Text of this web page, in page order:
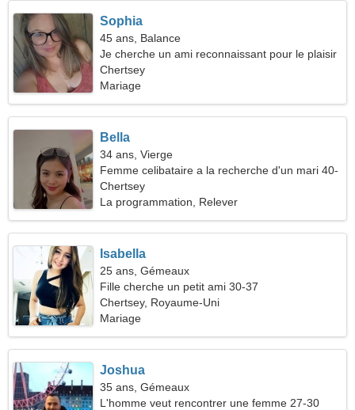
Sophia
45 ans, Balance
Je cherche un ami reconnaissant pour le plaisir
Chertsey
Mariage
Bella
34 ans, Vierge
Femme celibataire a la recherche d'un mari 40-
45
Chertsey
La programmation, Relever
Isabella
25 ans, Gémeaux
Fille cherche un petit ami 30-37
Chertsey, Royaume-Uni
Mariage
Joshua
35 ans, Gémeaux
L'homme veut rencontrer une femme 27-30